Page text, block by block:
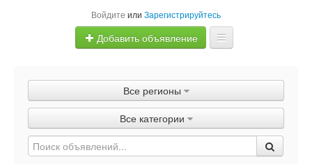
Войдите или Зарегистрируйтесь
Добавить объявление
Объявления
Быстрая продажа
Все регионы
Все категории